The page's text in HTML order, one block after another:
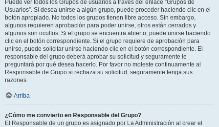
Puede ver todos los Grupos de usuarios a través del enlace “Grupos de
Usuarios”. Si desea unirse a algún grupo, puede proceder haciendo clic en el
botón apropiado. No todos los grupos tienen libre acceso. Sin embargo,
algunos requieren aprobación para poder unirse, otros están cerrados y
algunos son ocultos. Si el grupo se encuentra abierto, puede unirse haciendo
clic en el botón correspondiente. Si el grupo requiere de aprobación para
unirse, puede solicitar unirse haciendo clic en el botón correspondiente. El
responsable del grupo deberá aprobar su solicitud y seguramente le
preguntará por qué desea hacerlo. Por favor no moleste continuamente al
Responsable de Grupo si rechaza su solicitud; seguramente tenga sus
razones.
Arriba
¿Cómo me convierto en Responsable del Grupo?
El Responsable de un grupo es asignado por La Administración al crear el